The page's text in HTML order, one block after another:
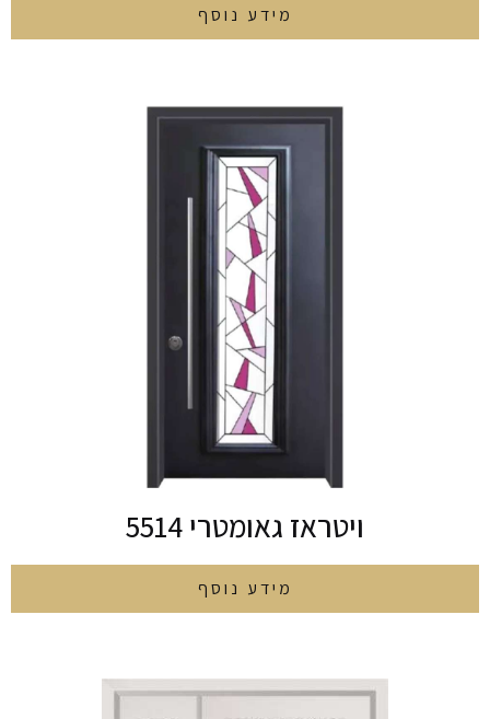
מידע נוסף
ויטראז גאומטרי 5514
מידע נוסף